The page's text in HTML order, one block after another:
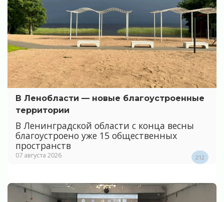
В Ленобласти — новые благоустроенные
территории
В Ленинградской области с конца весны
благоустроено уже 15 общественных
пространств
07 августа 2026 212